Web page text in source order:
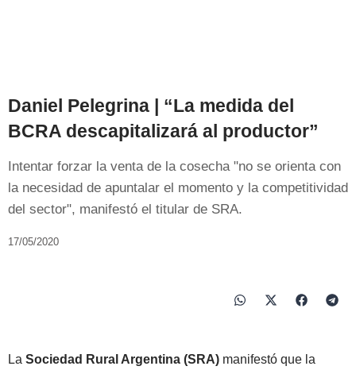
Daniel Pelegrina | “La medida del
BCRA descapitalizará al productor”
Intentar forzar la venta de la cosecha "no se orienta con
la necesidad de apuntalar el momento y la competitividad
del sector", manifestó el titular de SRA.
17/05/2020
La Sociedad Rural Argentina (SRA) manifestó que la